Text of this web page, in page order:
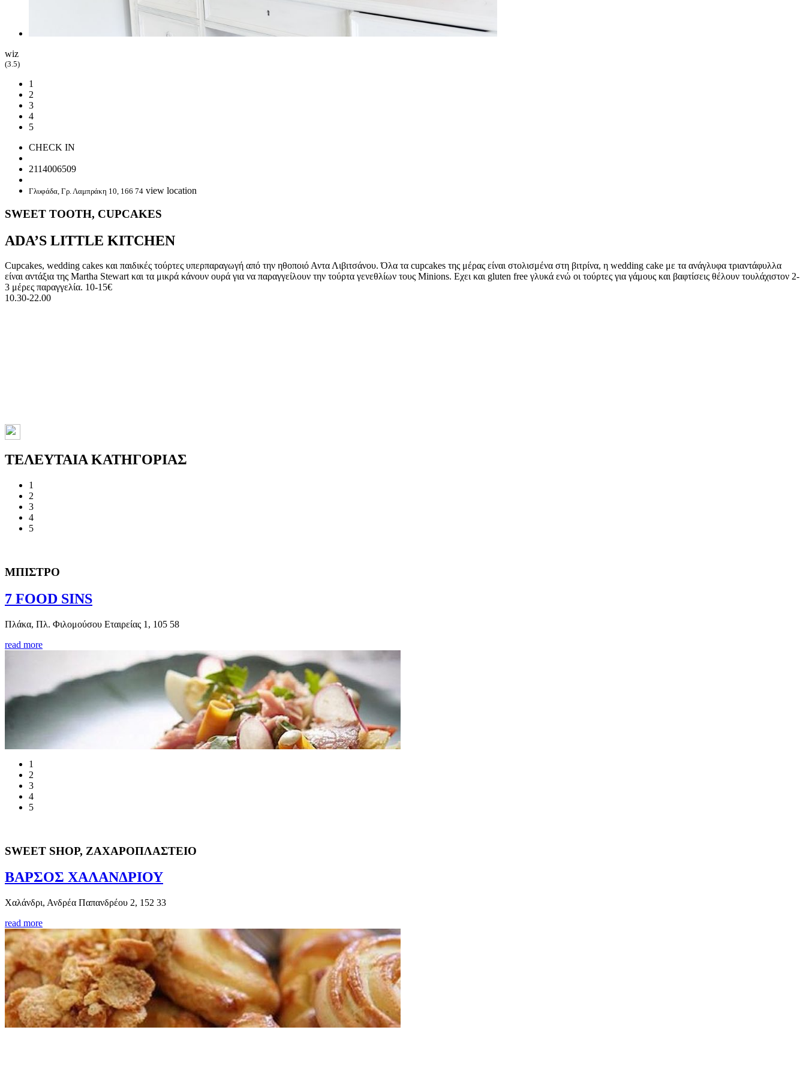
wiz
(3.5)
1
2
3
4
5
CHECK IN
2114006509
Γλυφάδα, Γρ. Λαμπράκη 10, 166 74 view location
SWEET TOOTH, CUPCAKES
ADA’S LITTLE KITCHEN
Cupcakes, wedding cakes και παιδικές τούρτες υπερπαραγωγή από την ηθοποιό Αντα Λιβιτσάνου. Όλα τα cupcakes της μέρας είναι στολισμένα στη βιτρίνα, η wedding cake με τα ανάγλυφα τριαντάφυλλα
είναι αντάξια της Martha Stewart και τα μικρά κάνουν ουρά για να παραγγείλουν την τούρτα γενεθλίων τους Μinions. Εχει και gluten free γλυκά ενώ οι τούρτες για γάμους και βαφτίσεις θέλουν τουλάχιστον 2-
3 μέρες παραγγελία. 10-15€
10.30-22.00
ΤΕΛΕΥΤΑΙΑ ΚΑΤΗΓΟΡΙΑΣ
1
2
3
4
5
ΜΠΙΣΤΡΟ
7 FOOD SINS
Πλάκα, Πλ. Φιλομούσου Εταιρείας 1, 105 58
read more
1
2
3
4
5
SWEET SHOP, ΖΑΧΑΡΟΠΛΑΣΤΕΙΟ
ΒΑΡΣΟΣ ΧΑΛΑΝΔΡΙΟΥ
Χαλάνδρι, Ανδρέα Παπανδρέου 2, 152 33
read more